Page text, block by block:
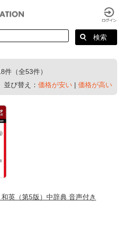
件（全53件）
並び替え： 価格が安い | 価格が高い
英（第5版）中辞典 音声付き